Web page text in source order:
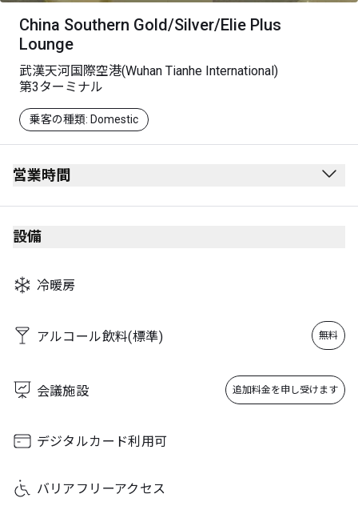
China Southern Gold/Silver/Elie Plus
Lounge
武漢天河国際空港(Wuhan Tianhe International)
第3ターミナル
乗客の種類: Domestic
営業時間
午前6時～中国南方航空の最終便
注意：営業時間は、中国南方航空のフライトスケジュール
に応じて変更される場合があります。
設備
冷暖房
アルコール飲料(標準) 無料
会議施設 追加料金を申し受けます
デジタルカード利用可
バリアフリーアクセス